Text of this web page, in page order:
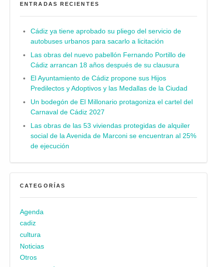
ENTRADAS RECIENTES
Cádiz ya tiene aprobado su pliego del servicio de
autobuses urbanos para sacarlo a licitación
Las obras del nuevo pabellón Fernando Portillo de
Cádiz arrancan 18 años después de su clausura
El Ayuntamiento de Cádiz propone sus Hijos
Predilectos y Adoptivos y las Medallas de la Ciudad
Un bodegón de El Millonario protagoniza el cartel del
Carnaval de Cádiz 2027
Las obras de las 53 viviendas protegidas de alquiler
social de la Avenida de Marconi se encuentran al 25%
de ejecución
CATEGORÍAS
Agenda
cadiz
cultura
Noticias
Otros